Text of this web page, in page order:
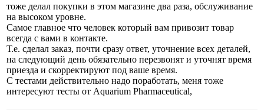
тоже делал покупки в этом магазине два раза, обслуживание
на высоком уровне.
Самое главное что человек который вам привозит товар
всегда с вами в контакте.
Т.е. сделал заказ, почти сразу ответ, уточнение всех деталей,
на следующий день обязательно перезвонят и уточнят время
приезда и скорректируют под ваше время.
С тестами действительно надо поработать, меня тоже
интересуют тесты от Aquarium Pharmaceutical,